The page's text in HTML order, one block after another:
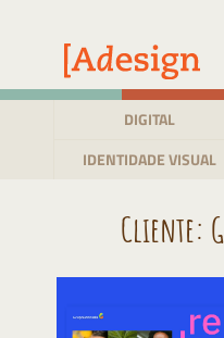
conteúdo
DIGITAL
IDENTIDADE VISUAL
Cliente: